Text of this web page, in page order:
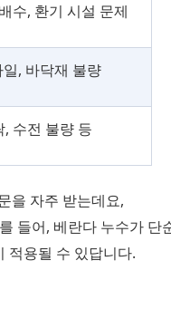
수, 환기 시설 문제
, 바닥재 불량
, 수전 불량 등
을 자주 받는데요,
들어, 베란다 누수가 단
적용될 수 있답니다.